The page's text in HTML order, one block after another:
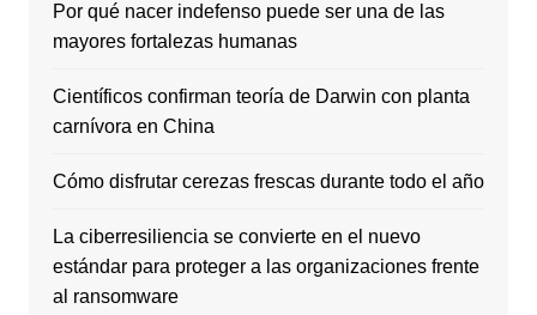
Por qué nacer indefenso puede ser una de las
mayores fortalezas humanas
Científicos confirman teoría de Darwin con planta
carnívora en China
Cómo disfrutar cerezas frescas durante todo el año
La ciberresiliencia se convierte en el nuevo
estándar para proteger a las organizaciones frente
al ransomware